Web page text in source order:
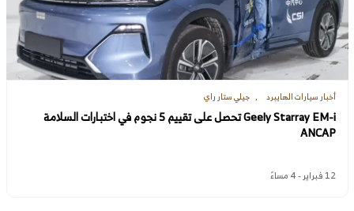
أخبار سيارات الهايبرد جيلي ستار راي
Geely Starray EM-i تحصل على تقييم 5 نجوم في اختبارات السلامة
ANCAP
12 فبراير - 4 مساءً